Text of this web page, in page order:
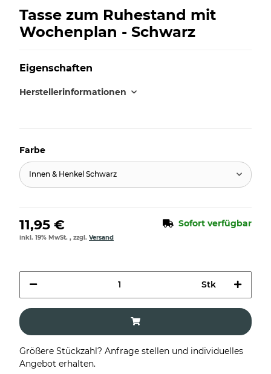
Tasse zum Ruhestand mit
Wochenplan - Schwarz
Eigenschaften
Herstellerinformationen
Farbe
Innen & Henkel Schwarz
11,95 € Sofort verfügbar
inkl. 19% MwSt. , zzgl. Versand
Stk
Größere Stückzahl? Anfrage stellen und individuelles
Angebot erhalten.